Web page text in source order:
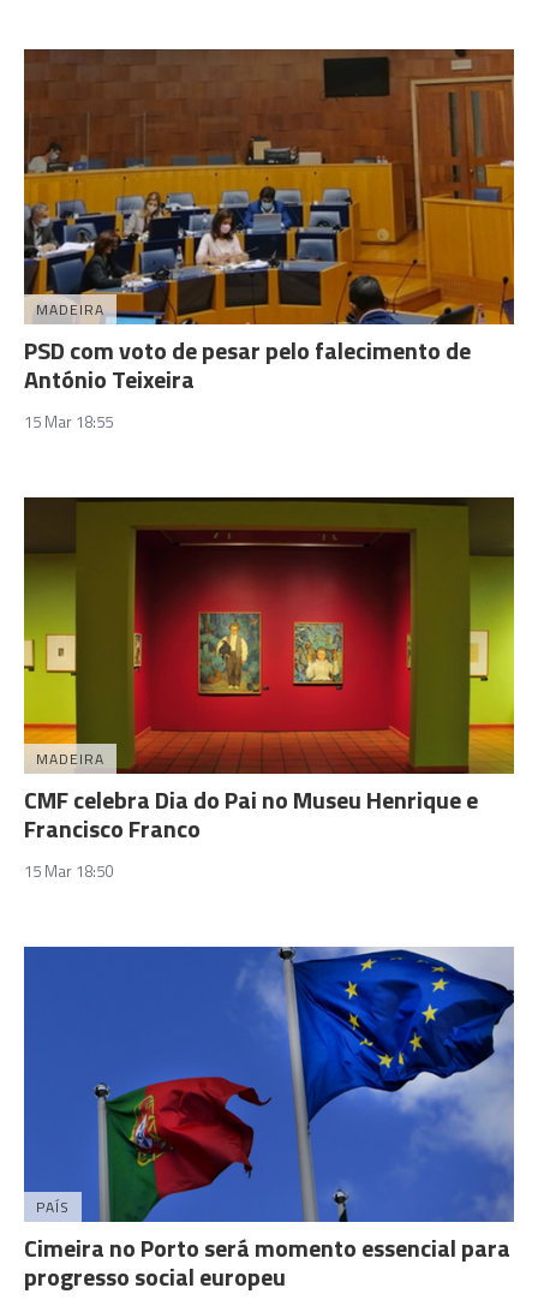
MADEIRA
PSD com voto de pesar pelo falecimento de
António Teixeira
15 Mar 18:55
MADEIRA
CMF celebra Dia do Pai no Museu Henrique e
Francisco Franco
15 Mar 18:50
PAÍS
Cimeira no Porto será momento essencial para
progresso social europeu